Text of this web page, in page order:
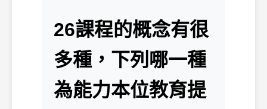
26課程的概念有很
多種，下列哪一種
為能力本位教育提